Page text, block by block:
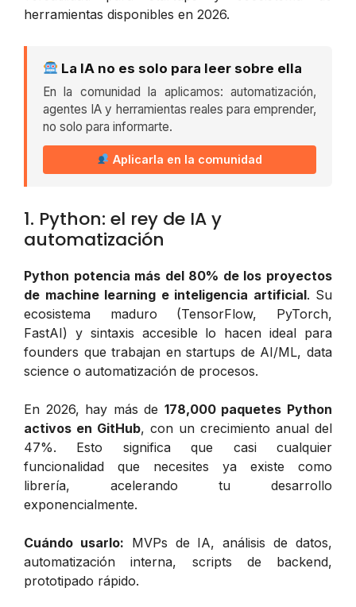
herramientas disponibles en 2026.
La IA no es solo para leer sobre ella
En la comunidad la aplicamos: automatización,
agentes IA y herramientas reales para emprender,
no solo para informarte.
Aplicarla en la comunidad
1. Python: el rey de IA y
automatización
Python potencia más del 80% de los proyectos
de machine learning e inteligencia artificial. Su
ecosistema maduro (TensorFlow, PyTorch,
FastAI) y sintaxis accesible lo hacen ideal para
founders que trabajan en startups de AI/ML, data
science o automatización de procesos.
En 2026, hay más de 178,000 paquetes Python
activos en GitHub, con un crecimiento anual del
47%. Esto significa que casi cualquier
funcionalidad que necesites ya existe como
librería, acelerando tu desarrollo
exponencialmente.
Cuándo usarlo: MVPs de IA, análisis de datos,
automatización interna, scripts de backend,
prototipado rápido.